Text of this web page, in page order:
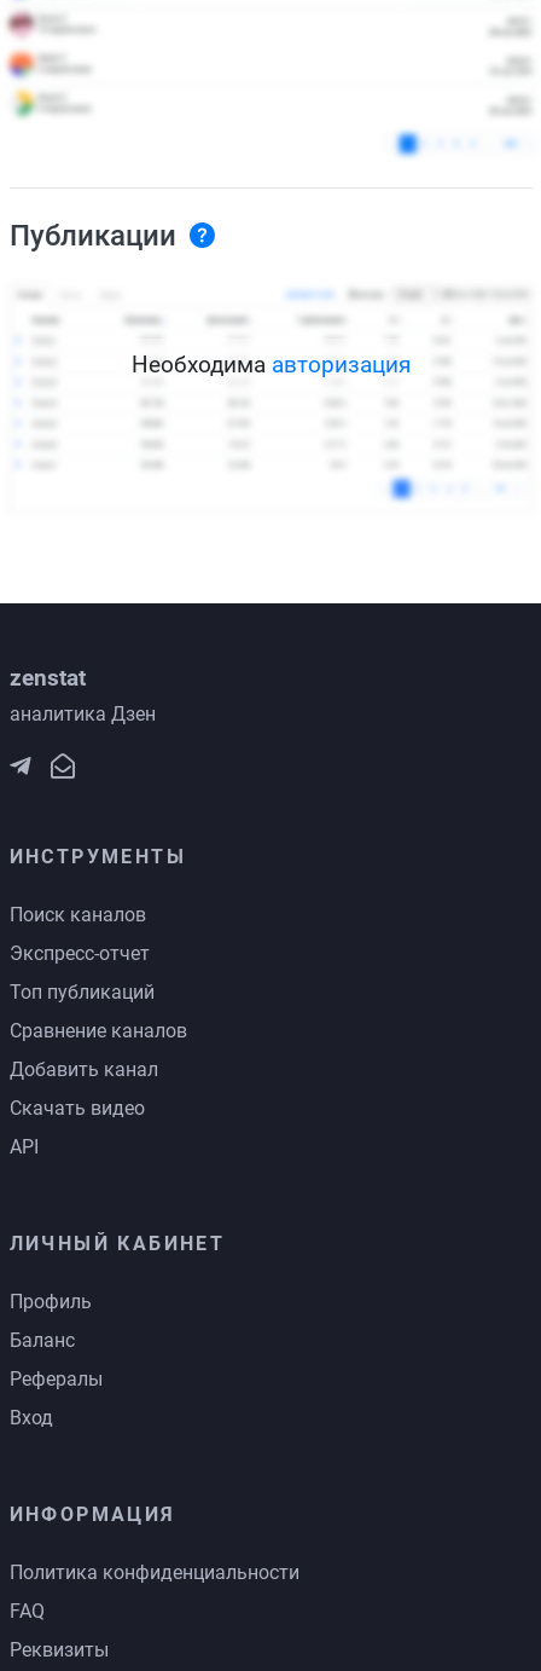
Публикации
Необходима авторизация
zenstat
аналитика Дзен
ИНСТРУМЕНТЫ
Поиск каналов
Экспресс-отчет
Топ публикаций
Сравнение каналов
Добавить канал
Скачать видео
API
ЛИЧНЫЙ КАБИНЕТ
Профиль
Баланс
Рефералы
Вход
ИНФОРМАЦИЯ
Политика конфиденциальности
FAQ
Реквизиты